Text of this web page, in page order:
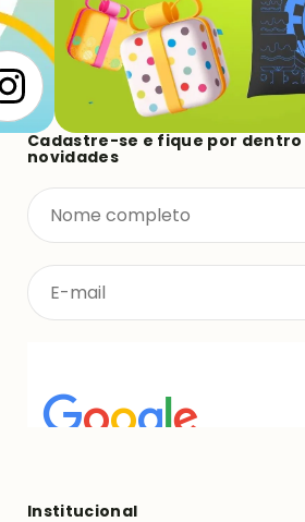
Institucional
Cadastre-se e fique por dentro
novidades